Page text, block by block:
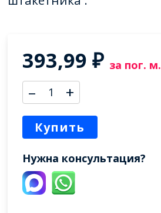
393,99 ₽ за пог. м.
– +
Купить
Нужна консультация?